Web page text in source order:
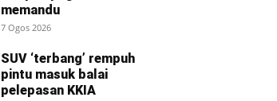
memandu
7 Ogos 2026
SUV ‘terbang’ rempuh
pintu masuk balai
pelepasan KKIA